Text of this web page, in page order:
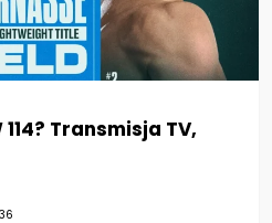
Transmisja TV,